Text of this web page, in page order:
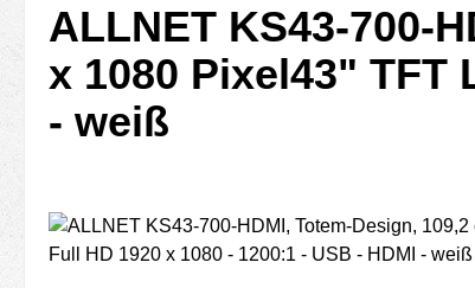
ALLNET KS43-700-
x 1080 Pixel43" TFT
- weiß
Bildergalerie überspringen